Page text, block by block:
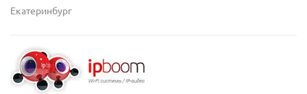
Екатеринбург